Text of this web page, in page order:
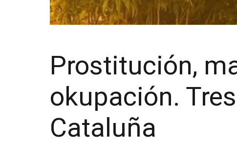
Prostitución,
okupación.
Cataluña